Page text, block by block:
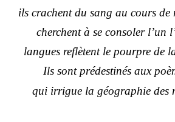
ils crachent du sang au cours de
cherchent à se consoler l’un
langues reflètent le pourpre de
Ils sont prédestinés aux
qui irrigue la géographie des